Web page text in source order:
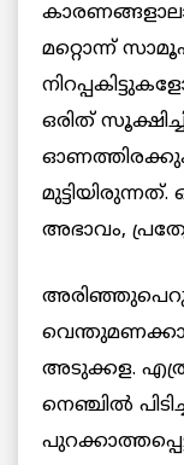
മറ്റൊന്ന്
ഒരിത്
അഭാവം,
അടുക്കള. എത്ര
നെഞ്ചില്‍